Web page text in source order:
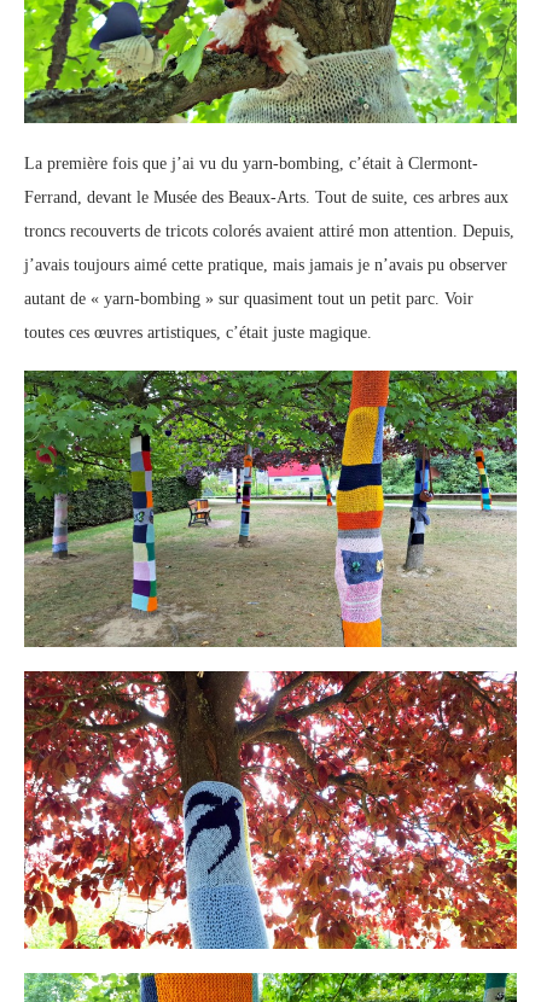
La première fois que j’ai vu du yarn-bombing, c’était à Clermont-
Ferrand, devant le Musée des Beaux-Arts. Tout de suite, ces arbres aux
troncs recouverts de tricots colorés avaient attiré mon attention. Depuis,
j’avais toujours aimé cette pratique, mais jamais je n’avais pu observer
autant de « yarn-bombing » sur quasiment tout un petit parc. Voir
toutes ces œuvres artistiques, c’était juste magique.